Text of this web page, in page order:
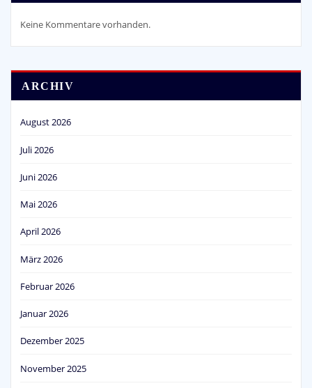
Keine Kommentare vorhanden.
ARCHIV
August 2026
Juli 2026
Juni 2026
Mai 2026
April 2026
März 2026
Februar 2026
Januar 2026
Dezember 2025
November 2025